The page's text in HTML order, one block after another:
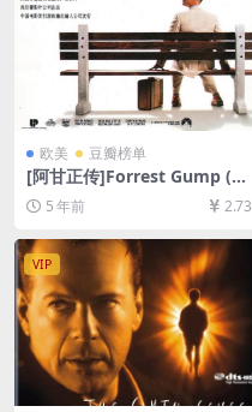
欧美 豆瓣榜单
[阿甘正传]Forrest Gump (19
94)[百度网盘+迅雷云盘资源1
080P超清未删减][MP4/9.2G
B][中英字幕]
5 年前 2.73
VIP